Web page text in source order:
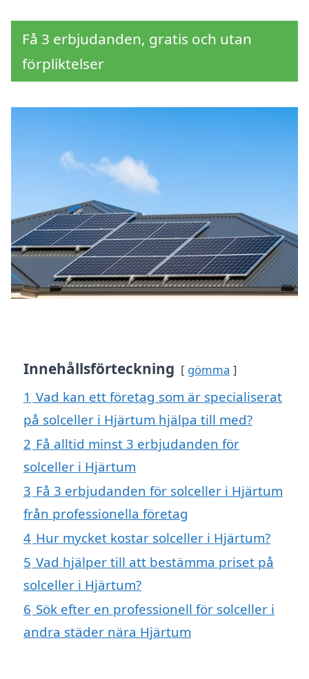
Få 3 erbjudanden, gratis och utan
förpliktelser
Innehållsförteckning gömma
1 Vad kan ett företag som är specialiserat
på solceller i Hjärtum hjälpa till med?
2 Få alltid minst 3 erbjudanden för
solceller i Hjärtum
3 Få 3 erbjudanden för solceller i Hjärtum
från professionella företag
4 Hur mycket kostar solceller i Hjärtum?
5 Vad hjälper till att bestämma priset på
solceller i Hjärtum?
6 Sök efter en professionell för solceller i
andra städer nära Hjärtum